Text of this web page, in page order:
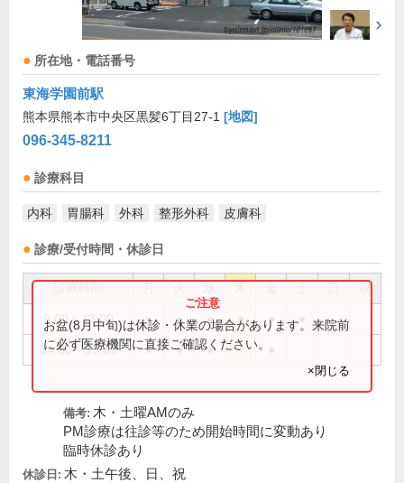
所在地・電話番号
東海学園前駅
熊本県熊本市中央区黒髪6丁目27-1 [地図]
096-345-8211
診療科目
内科 胃腸科 外科 整形外科 皮膚科
診療/受付時間・休診日
祝
9:00～13:00 ● ● ● ● ●
14:00～18:00 ● ● ●
お盆(8月中旬)は休診・休業の場合があります。来院前
に必ず医療機関に直接ご確認ください。
×閉じる
備考: 木・土曜AMのみ
PM診療は往診等のため開始時間に変動あり
臨時休診あり
休診日: 木・土午後、日、祝